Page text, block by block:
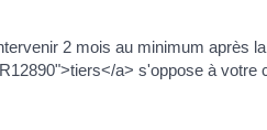
2 mois au minimum après
a> s'oppose à